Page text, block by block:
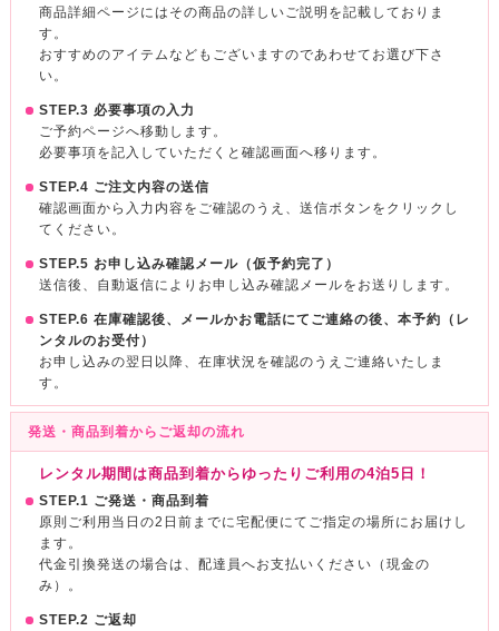
商品詳細ページにはその商品の詳しいご説明を記載しておりま
す。
おすすめのアイテムなどもございますのであわせてお選び下さ
い。
STEP.3 必要事項の入力
ご予約ページへ移動します。
必要事項を記入していただくと確認画面へ移ります。
STEP.4 ご注文内容の送信
確認画面から入力内容をご確認のうえ、送信ボタンをクリックし
てください。
STEP.5 お申し込み確認メール（仮予約完了）
送信後、自動返信によりお申し込み確認メールをお送りします。
STEP.6 在庫確認後、メールかお電話にてご連絡の後、本予約（レ
ンタルのお受付）
お申し込みの翌日以降、在庫状況を確認のうえご連絡いたしま
す。
発送・商品到着からご返却の流れ
レンタル期間は商品到着からゆったりご利用の4泊5日！
STEP.1 ご発送・商品到着
原則ご利用当日の2日前までに宅配便にてご指定の場所にお届けし
ます。
代金引換発送の場合は、配達員へお支払いください（現金の
み）。
STEP.2 ご返却